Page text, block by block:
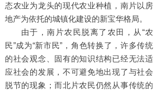
态农业为龙头的现代农业种植，南片以房
地产为依托的城镇化建设的新宝华格局。
由于，南片农民脱离了农田，从“农
民”成为“新市民”，角色转换了，许多传统
的社会观念、固有的知识结构已经无法适
应社会的发展，不可避免地出现了与社会
脱节的现象；而北片农民仍然从事传统的